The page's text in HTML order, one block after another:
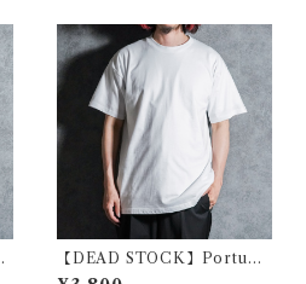
【DEAD STOCK】Portugal
Army Cotton T-shirts ポル